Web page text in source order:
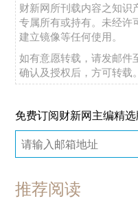
财新网所刊载内容之知识
专属所有或持有。未经许
建立镜像等任何使用。
如有意愿转载，请发邮件
确认及授权后，方可转载。
免费订阅财新网主编精
推荐阅读